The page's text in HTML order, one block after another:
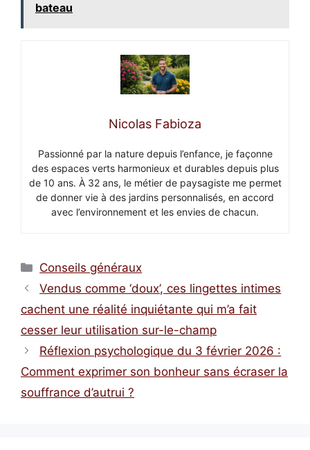
bateau
Nicolas Fabioza
Passionné par la nature depuis l’enfance, je façonne
des espaces verts harmonieux et durables depuis plus
de 10 ans. À 32 ans, le métier de paysagiste me permet
de donner vie à des jardins personnalisés, en accord
avec l’environnement et les envies de chacun.
Catégories
Conseils généraux
Vendus comme ‘doux’, ces lingettes intimes
cachent une réalité inquiétante qui m’a fait
cesser leur utilisation sur-le-champ
Réflexion psychologique du 3 février 2026 :
Comment exprimer son bonheur sans écraser la
souffrance d’autrui ?